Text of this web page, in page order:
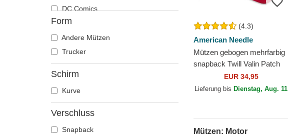
DC Comics
Der Herr der Ringe
Die Schlümpfe
Disney
Dragon Ball
Erdnüsse
Famous
Harry Potter
Form
Andere Mützen
Trucker
Schirm
Kurve
Verschluss
Snapback
(4.3)
American Needle
Mützen gebogen mehrfarbig
snapback Twill Valin Patch
von American Needle
EUR 34,95
Lieferung bis Dienstag, Aug. 11
Mützen: Motor